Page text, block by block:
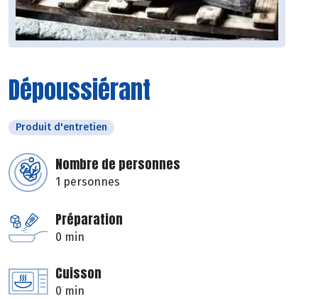
Dépoussiérant
Produit d'entretien
Nombre de personnes
1 personnes
Préparation
0 min
Cuisson
0 min